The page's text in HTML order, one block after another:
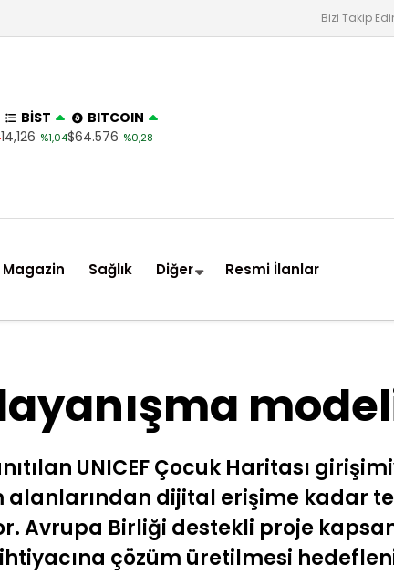
Bizi Takip
BİST
14,126 %1,04
BITCOIN
$64.576 %0,28
Magazin Sağlık Diğer Resmi İlanlar
UNICEF Çocuk Haritası
alanlarından dijital erişime kadar
Avrupa Birliği destekli proje
çözüm üretilmesi